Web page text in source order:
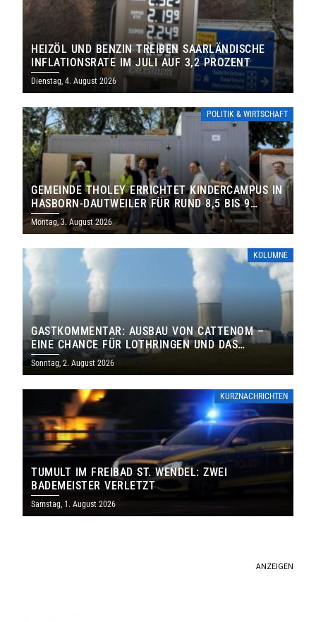
HEIZÖL UND BENZIN TREIBEN SAARLÄNDISCHE
INFLATIONSRATE IM JULI AUF 3,2 PROZENT
Dienstag, 4. August 2026
POLITIK & WIRTSCHAFT
GEMEINDE THOLEY ERRICHTET KINDERCAMPUS IN
HASBORN-DAUTWEILER FÜR RUND 8,5 BIS 9
MILLIONEN EURO
Montag, 3. August 2026
KOLUMNE
GASTKOMMENTAR: AUSBAU VON CATTENOM –
EINE CHANCE FÜR LOTHRINGEN UND DAS
SAARLAND
Sonntag, 2. August 2026
KURZNACHRICHTEN
TUMULT IM FREIBAD ST. WENDEL: ZWEI
BADEMEISTER VERLETZT
Samstag, 1. August 2026
ANZEIGEN